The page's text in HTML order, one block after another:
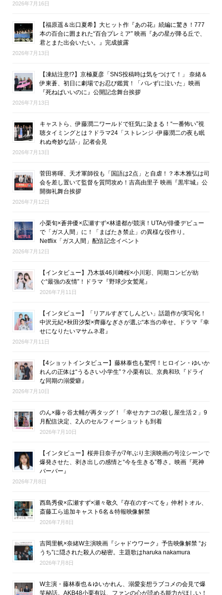
2026年7月16日
【福原遥＆出口夏希】大ヒット作『あの花』続編に驚き！777
本の百合に囲まれた“百合プレミア” 映画『あの星が降る丘で、
君とまた出会いたい。』完成披露
2026年7月13日
【凍結注意!?】京極夏彦「SNS投稿時は気をつけて！」 奈緒＆
伊東蒼、初日に劇場でお忍び鑑賞！「バレずに泣いた」映画
『死ねばいいのに』公開記念舞台挨拶
2026年7月13日
キャストら、伊藤潤二ワールドで狂気に染まる！“一番怖い”視
聴タイミングとは？ドラマ24「ストレンジ -伊藤潤二の夜も眠
れぬ奇妙な話-」記者会見
2026年7月13日
菅田将暉、天才軍師役も「国語は2点」と自虐！？本木雅弘は司
会を差し置いて監督を質問攻め！吉高由里子 映画『黒牢城』公
開御礼舞台挨拶
2026年7月12日
小栗旬×蒼井優×広瀬すず×林遣都が競演！UTAが俳優デビュー
で「ガス人間」に！「まばたき禁止」の異様な役作り。
Netflix「ガス人間」配信記念イベント
2026年7月12日
【インタビュー】乃木坂46川﨑桜×小川彩、同期コンビが紡
ぐ“最強の友情”！ドラマ『野球少女鷲尾』
2026年7月11日
【インタビュー】「リアルすぎてしんどい」話題作が実写化！
中沢元紀×秋田汐梨×齊藤なぎさが選ぶ“本当の幸せ。ドラマ『幸
せになりたいマサムネ君』
2026年7月11日
【4ショットインタビュー】藤林泰也も驚愕！ヒロイン・ゆいか
れんの正体は“うるさい小学生”？小栗有以、京典和玖『ドライ
な同期の溺愛癖』
2026年7月10日
のん×藤ヶ谷太輔が再タッグ！「幸せカナコの殺し屋生活２」9
月配信決定、2人のセルフィーショットも到着
2026年7月10日
【インタビュー】桜井日奈子が7年ぶり主演映画の号泣シーンで
爆発させた、剥き出しの感情と“今を生きる”尊さ。映画『死神
バーバー』
2026年7月8日
西島秀俊×広瀬すず×瀬々敬久『存在のすべてを』仲村トオル、
斎藤工ら追加キャスト6名＆特報映像解禁
2026年7月8日
吉岡里帆×奈緒W主演映画『シャドウワーク』予告映像解禁 “お
うち”に隠された殺人の秘密。主題歌はharuka nakamura
2026年7月8日
W主演・藤林泰也＆ゆいかれん、溺愛妄想ラブコメの会見で爆
笑秘話。AKB48小栗有以、ファンの心が読める能力がほしい！